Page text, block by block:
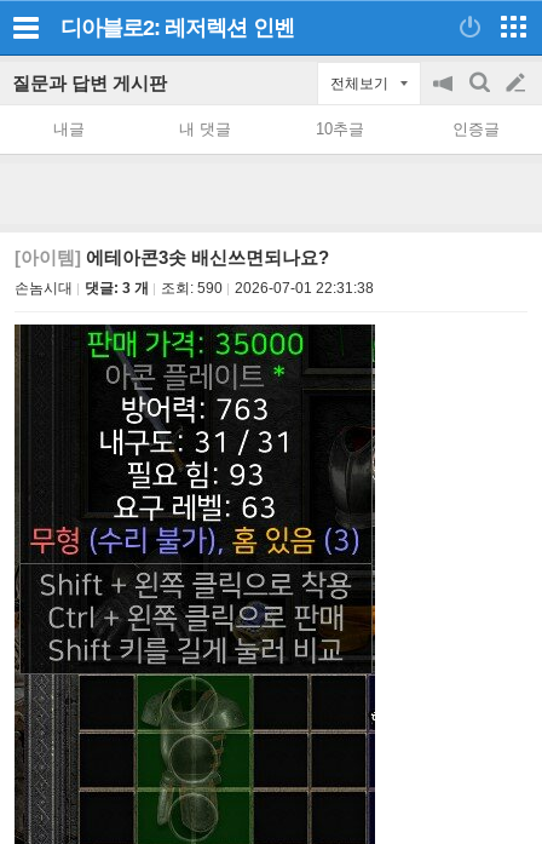
디아블로2: 레저렉션 인벤
질문과 답변 게시판 전체보기
공
on/off
검
색
글
쓰
내글 내 댓글 10추글 인증글
[아이템] 에테아콘3솟 배신쓰면되나요?
손놈시대 댓글: 3 개 조회: 590 2026-07-01 22:31:38